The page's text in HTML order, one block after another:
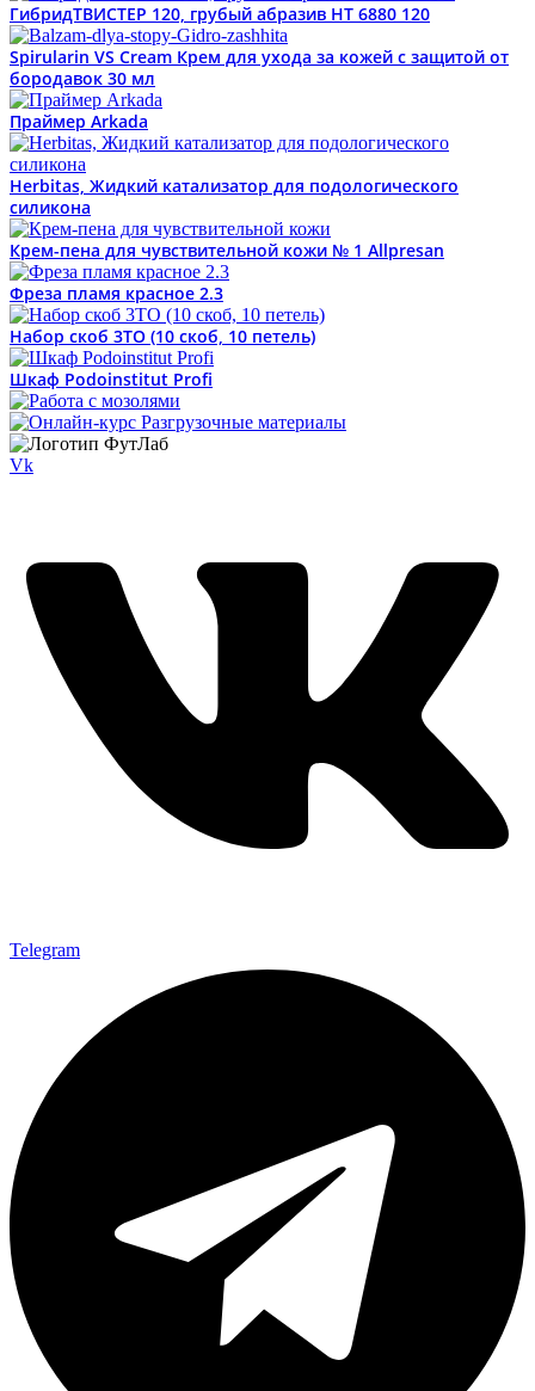
ГибридТВИСТЕР 120, грубый абразив HT 6880 120
Spirularin VS Cream Крем для ухода за кожей с защитой от
бородавок 30 мл
Праймер Arkada
Herbitas, Жидкий катализатор для подологического
силикона
Крем-пена для чувствительной кожи № 1 Allpresan
Фреза пламя красное 2.3
Набор скоб 3ТО (10 скоб, 10 петель)
Шкаф Podoinstitut Profi
Vk
Telegram